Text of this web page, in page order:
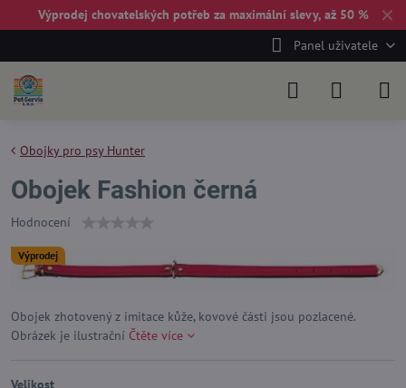
✕
Výprodej chovatelských potřeb za maximální slevy, až 50 %
Panel uživatele
Výprodej
Obojky pro psy Hunter
Obojek Fashion černá
Hodnocení
Obojek zhotovený z imitace kůže, kovové části jsou pozlacené.
Obrázek je ilustrační Čtěte více
Velikost